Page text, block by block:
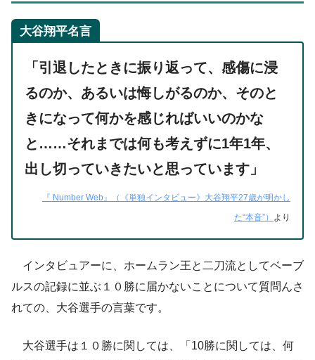
大谷翔平名言
「引退したときに振り返って、感傷に浸
るのか、あるいは悔しがるのか、そのと
きになって何かを感じればいいのかな
と……それまでは何も考えずに1年1年、
出し切っていきたいと思っています」
『 Number Web』（《単独インタビュー》大谷翔平27歳が明かし
た“本音”） より
インタビュアーに、ホームラン王と二刀流としてベーブ
ルスの記録に並ぶ１０勝に届かないことについて質問んさ
れての、大谷選手の言葉です。
大谷選手は１０勝に関しては、「10勝に関しては、何